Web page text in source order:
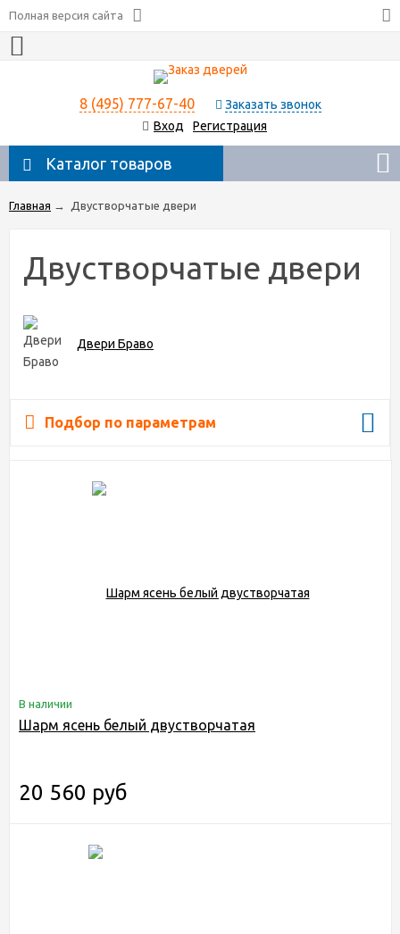
Полная версия сайта
8 (495) 777-67-40
Заказать звонок
Вход
Регистрация
Каталог товаров
Главная → Двустворчатые двери
Двустворчатые двери
Двери Браво
Подбор по параметрам
В наличии
Шарм ясень белый двустворчатая
20 560 руб